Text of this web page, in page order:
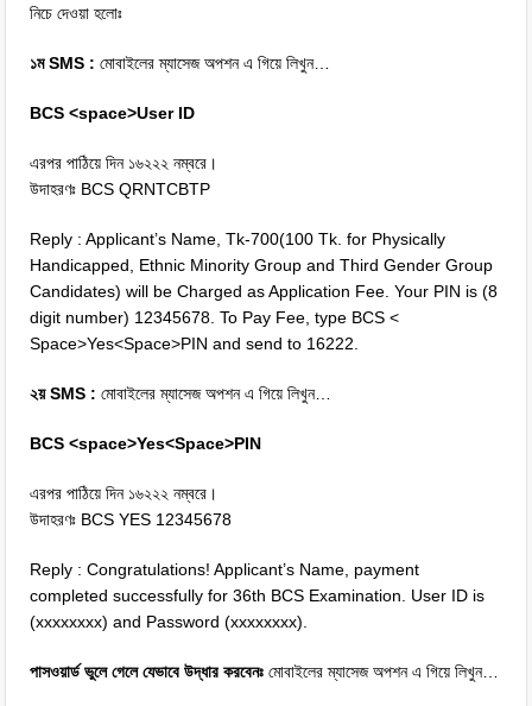
নিচে দেওয়া হলোঃ
১ম SMS : মোবাইলের ম্যাসেজ অপশন এ গিয়ে লিখুন…
BCS <space>User ID
এরপর পাঠিয়ে দিন ১৬২২২ নম্বরে।
উদাহরণঃ BCS QRNTCBTP
Reply : Applicant’s Name, Tk-700(100 Tk. for Physically
Handicapped, Ethnic Minority Group and Third Gender Group
Candidates) will be Charged as Application Fee. Your PIN is (8
digit number) 12345678. To Pay Fee, type BCS <
Space>Yes<Space>PIN and send to 16222.
২য় SMS :মোবাইলের ম্যাসেজ অপশন এ গিয়ে লিখুন…
BCS <space>Yes<Space>PIN
এরপর পাঠিয়ে দিন ১৬২২২ নম্বরে।
উদাহরণঃ BCS YES 12345678
Reply : Congratulations! Applicant’s Name, payment
completed successfully for 36th BCS Examination. User ID is
(xxxxxxxx) and Password (xxxxxxxx).
পাসওয়ার্ড ভুলে গেলে যেভাবে উদ্ধার করবেনঃমোবাইলের ম্যাসেজ অপশন এ গিয়ে লিখুন…